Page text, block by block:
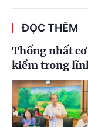
ĐỌC THÊM
Thống nhất
kiểm trong